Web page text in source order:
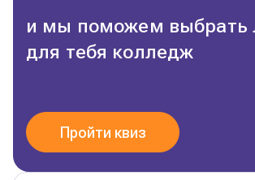
и мы поможем выбрать
для тебя колледж
Пройти квиз